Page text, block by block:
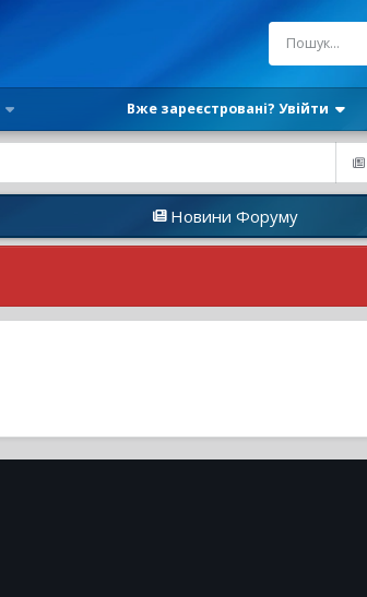
Вже зареєстровані? Увійти
Новини Форуму